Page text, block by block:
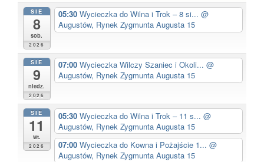
SIE
8
sob.
2026
05:30 Wycieczka do Wilna i Trok – 8 si... @
Augustów, Rynek Zygmunta Augusta 15
SIE
9
niedz.
2026
07:00 Wycieczka Wilczy Szaniec i Okoli... @
Augustów, Rynek Zygmunta Augusta 15
SIE
11
wt.
2026
05:30 Wycieczka do Wilna i Trok – 11 s... @
Augustów, Rynek Zygmunta Augusta 15
07:00 Wycieczka do Kowna i Pożajście 1... @
Augustów, Rynek Zygmunta Augusta 15